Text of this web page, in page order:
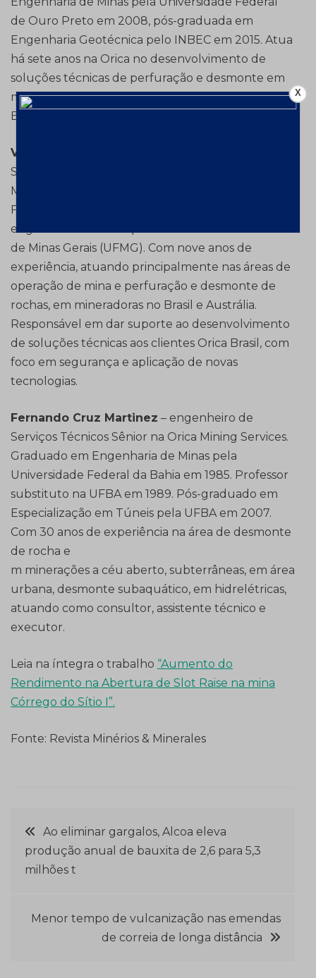
de Ouro Preto em 2008, pós-graduada em
Engenharia Geotécnica pelo INBEC em 2015. Atua
há sete anos na Orica no desenvolvimento de
soluções técnicas de perfuração e desmonte em
minas a céu aberto e subterrânea, em clientes no
Brasil, Argentina, Chile e Austrália.
Victor Saldanha de Morais
Serviços Técnicos Sênior na Orica Mining Services.
Mestrando em Geotecnia pela Universidade
Federal de Ouro Preto (UFOP), Graduado em
engenharia de minas pela Universidade Federal
de Minas Gerais (UFMG). Com nove anos de
experiência, atuando principalmente nas áreas de
operação de mina e perfuração e desmonte de
rochas, em mineradoras no Brasil e Austrália.
Responsável em dar suporte ao desenvolvimento
de soluções técnicas aos clientes Orica Brasil, com
foco em segurança e aplicação de novas
tecnologias.
Fernando Cruz Martinez – engenheiro de
Serviços Técnicos Sênior na Orica Mining Services.
Graduado em Engenharia de Minas pela
Universidade Federal da Bahia em 1985. Professor
substituto na UFBA em 1989. Pós-graduado em
Especialização em Túneis pela UFBA em 2007.
Com 30 anos de experiência na área de desmonte
de rocha e
m minerações a céu aberto, subterrâneas, em área
urbana, desmonte subaquático, em hidrelétricas,
atuando como consultor, assistente técnico e
executor.
Leia na íntegra o trabalho “Aumento do
Rendimento na Abertura de Slot Raise na mina
Córrego do Sítio I”.
Fonte: Revista Minérios & Minerales
Navegação
de
Ao eliminar gargalos, Alcoa eleva
produção anual de bauxita de 2,6 para 5,3
milhões t
Menor tempo de vulcanização nas emendas
de correia de longa distância
X